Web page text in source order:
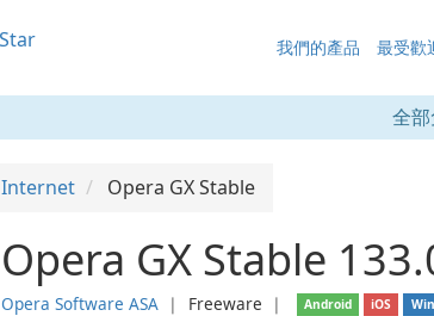
我們的產品 最受歡
全
Internet Opera GX Stable
Opera GX Stable
Opera Software ASA ❘ Freeware ❘ Android iOS